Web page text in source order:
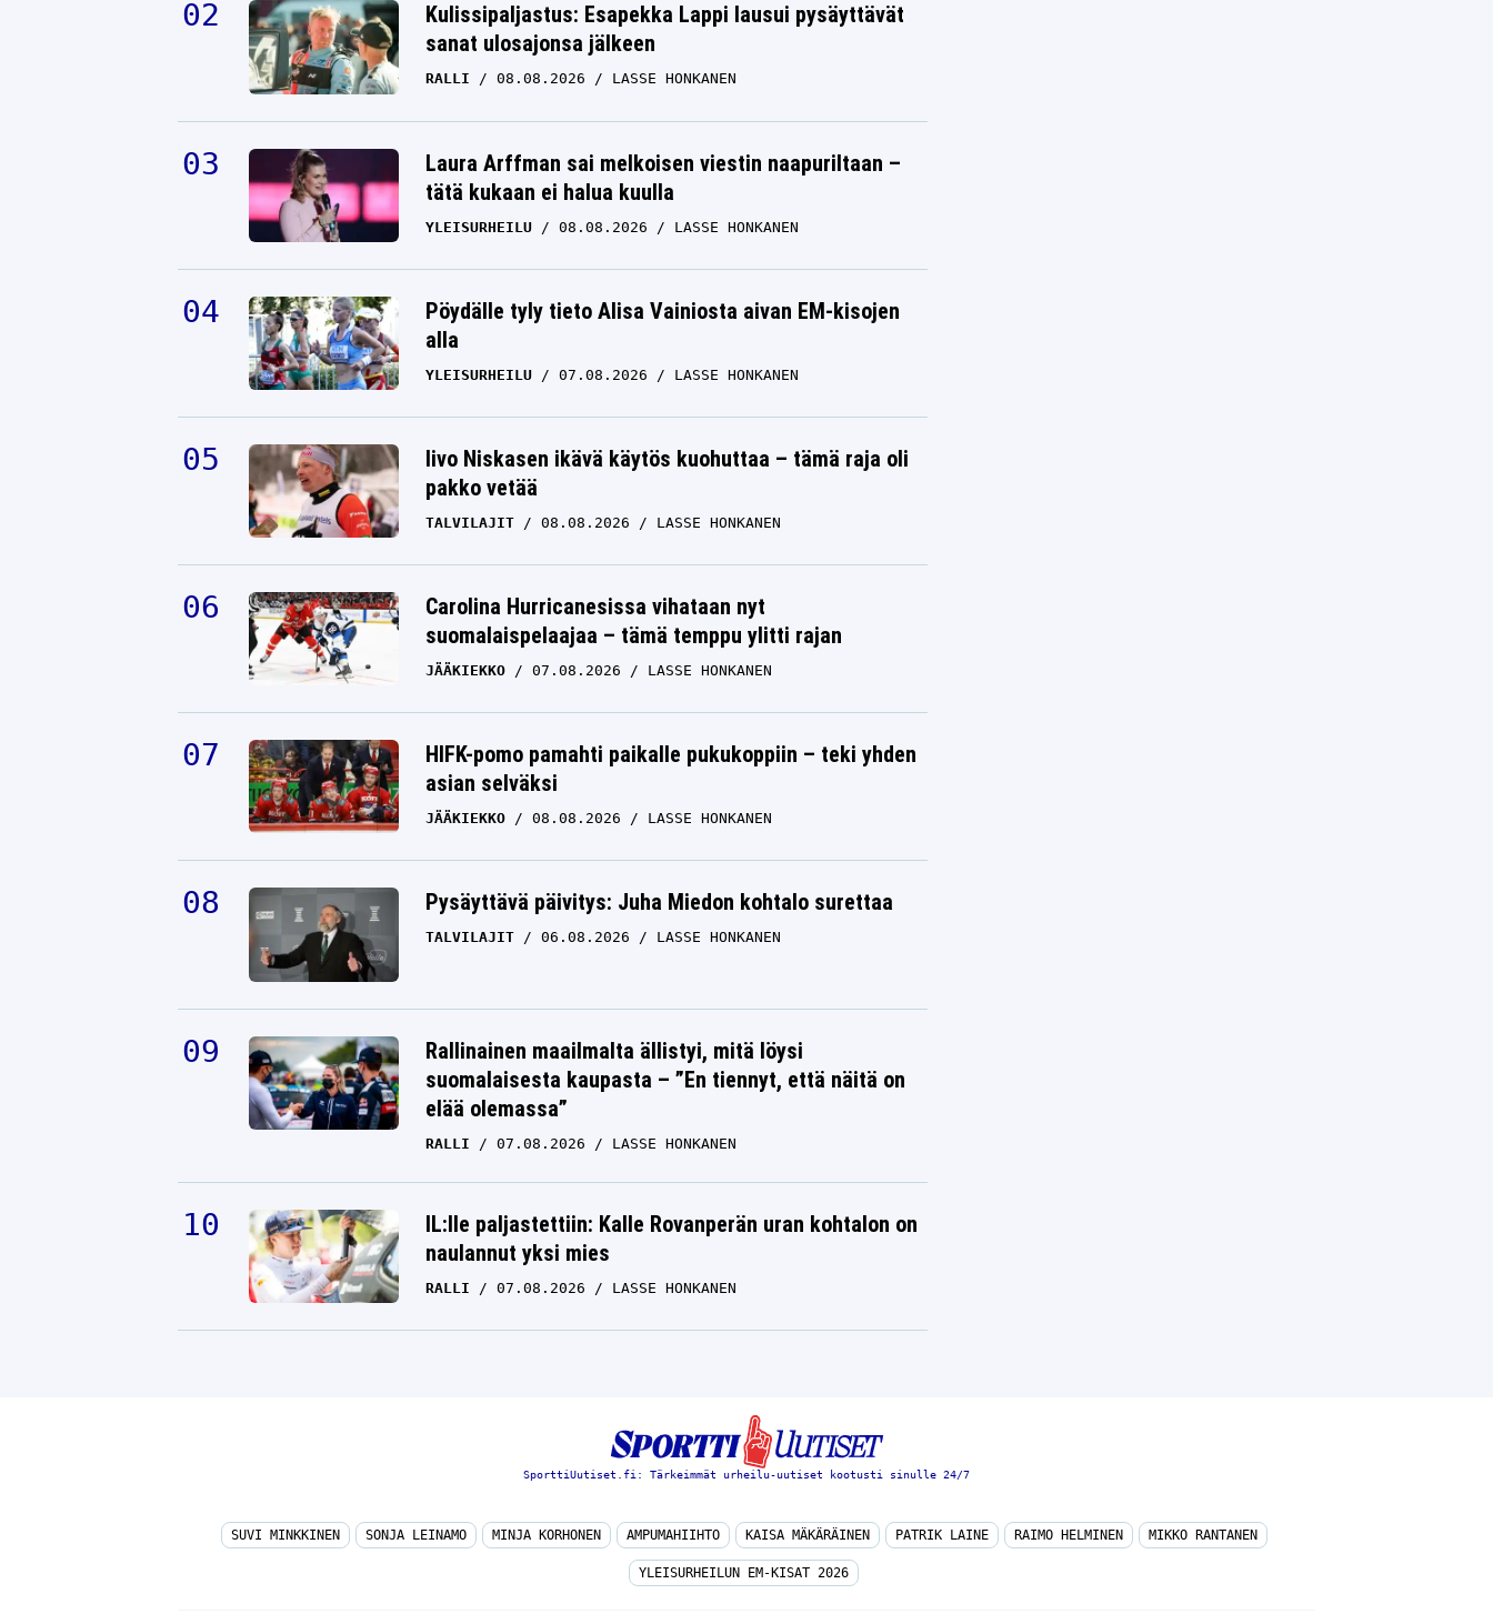
Kulissipaljastus: Esapekka Lappi lausui pysäyttävät
sanat ulosajonsa jälkeen
RALLI 08.08.2026 LASSE HONKANEN
Laura Arffman sai melkoisen viestin naapuriltaan –
tätä kukaan ei halua kuulla
YLEISURHEILU 08.08.2026 LASSE HONKANEN
Pöydälle tyly tieto Alisa Vainiosta aivan EM-kisojen
alla
YLEISURHEILU 07.08.2026 LASSE HONKANEN
Iivo Niskasen ikävä käytös kuohuttaa – tämä raja oli
pakko vetää
TALVILAJIT 08.08.2026 LASSE HONKANEN
Carolina Hurricanesissa vihataan nyt
suomalaispelaajaa – tämä temppu ylitti rajan
JÄÄKIEKKO 07.08.2026 LASSE HONKANEN
HIFK-pomo pamahti paikalle pukukoppiin – teki yhden
asian selväksi
JÄÄKIEKKO 08.08.2026 LASSE HONKANEN
Pysäyttävä päivitys: Juha Miedon kohtalo surettaa
TALVILAJIT 06.08.2026 LASSE HONKANEN
Rallinainen maailmalta ällistyi, mitä löysi
suomalaisesta kaupasta – ”En tiennyt, että näitä on
elää olemassa”
RALLI 07.08.2026 LASSE HONKANEN
IL:lle paljastettiin: Kalle Rovanperän uran kohtalon on
naulannut yksi mies
RALLI 07.08.2026 LASSE HONKANEN
SporttiUutiset.fi: Tärkeimmät urheilu-uutiset kootusti sinulle 24/7
SUVI MINKKINEN SONJA LEINAMO MINJA KORHONEN AMPUMAHIIHTO KAISA MÄKÄRÄINEN PATRIK LAINE RAIMO HELMINEN MIKKO RANTANEN
YLEISURHEILUN EM-KISAT 2026